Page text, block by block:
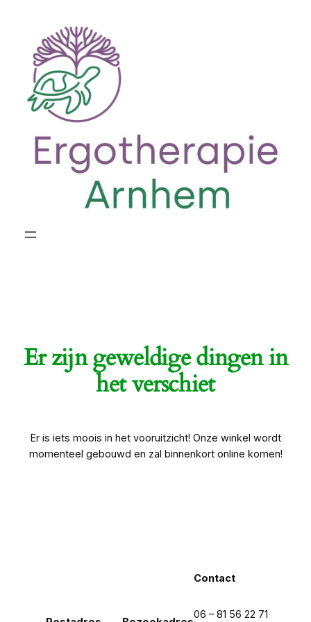
Er zijn geweldige dingen in
het verschiet
Er is iets moois in het vooruitzicht! Onze winkel wordt
momenteel gebouwd en zal binnenkort online komen!
Contact
06 – 81 56 22 71